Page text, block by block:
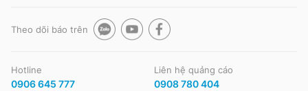
Hotline Liên hệ quảng cáo
Theo dõi báo trên
Hotline
0906 645 777
Liên hệ quảng cáo
0908 780 404